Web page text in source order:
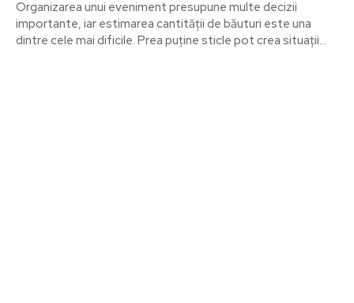
Organizarea unui eveniment presupune multe decizii
importante, iar estimarea cantității de băuturi este una
dintre cele mai dificile. Prea puține sticle pot crea situații...